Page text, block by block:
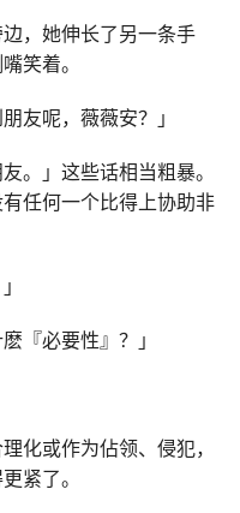
，她伸长了另一条手
笑着。
友呢，薇薇安？」
。」这些话相当粗暴。
任何一个比得上协助非
『必要性』？」
化或作为佔领、侵犯，
紧了。